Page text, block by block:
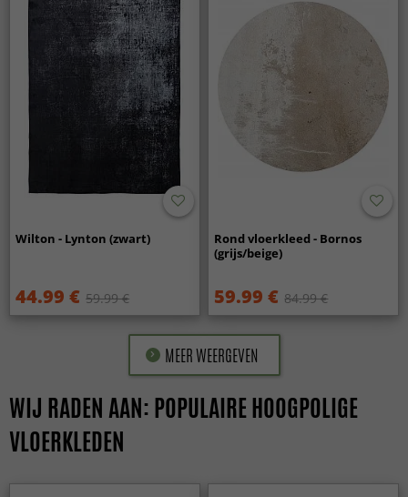
Wilton - Lynton (zwart)
44.99 € 59.99 €
Rond vloerkleed - Bornos
(grijs/beige)
59.99 € 84.99 €
MEER WEERGEVEN
WIJ RADEN AAN: POPULAIRE HOOGPOLIGE
VLOERKLEDEN